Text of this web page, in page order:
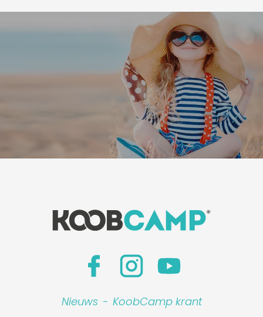
Nieuws - KoobCamp krant